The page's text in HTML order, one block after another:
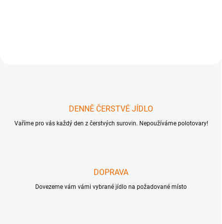
DENNĚ ČERSTVÉ JÍDLO
Vaříme pro vás každý den z čerstvých surovin. Nepoužíváme polotovary!
DOPRAVA
Dovezeme vám vámi vybrané jídlo na požadované místo